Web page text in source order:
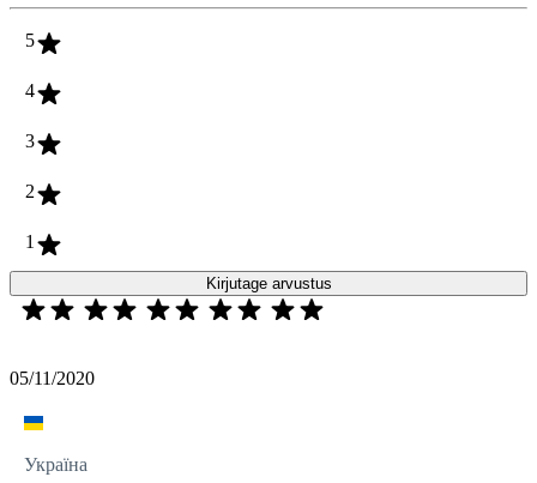
5
4
3
2
1
Kirjutage arvustus
05/11/2020
Україна